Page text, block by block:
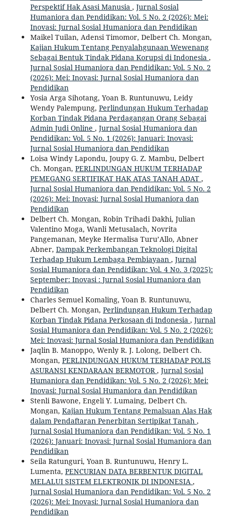
Perspektif Hak Asasi Manusia , Jurnal Sosial
Humaniora dan Pendidikan: Vol. 5 No. 2 (2026): Mei:
Inovasi: Jurnal Sosial Humaniora dan Pendidikan
Maikel Tuilan, Adensi Timomor, Delbert Ch. Mongan,
Kajian Hukum Tentang Penyalahgunaan Wewenang
Sebagai Bentuk Tindak Pidana Korupsi di Indonesia ,
Jurnal Sosial Humaniora dan Pendidikan: Vol. 5 No. 2
(2026): Mei: Inovasi: Jurnal Sosial Humaniora dan
Pendidikan
Yosia Arga Sihotang, Yoan B. Runtunuwu, Leidy
Wendy Palempung, Perlindungan Hukum Terhadap
Korban Tindak Pidana Perdagangan Orang Sebagai
Admin Judi Online , Jurnal Sosial Humaniora dan
Pendidikan: Vol. 5 No. 1 (2026): Januari: Inovasi:
Jurnal Sosial Humaniora dan Pendidikan
Loisa Windy Lapondu, Joupy G. Z. Mambu, Delbert
Ch. Mongan, PERLINDUNGAN HUKUM TERHADAP
PEMEGANG SERTIFIKAT HAK ATAS TANAH ADAT ,
Jurnal Sosial Humaniora dan Pendidikan: Vol. 5 No. 2
(2026): Mei: Inovasi: Jurnal Sosial Humaniora dan
Pendidikan
Delbert Ch. Mongan, Robin Trihadi Dakhi, Julian
Valentino Moga, Wanli Metusalach, Novrita
Pangemanan, Meyke Hermalisa Turu’Allo, Abner
Abner, Dampak Perkembangan Teknologi Digital
Terhadap Hukum Lembaga Pembiayaan , Jurnal
Sosial Humaniora dan Pendidikan: Vol. 4 No. 3 (2025):
September: Inovasi : Jurnal Sosial Humaniora dan
Pendidikan
Charles Semuel Komaling, Yoan B. Runtunuwu,
Delbert Ch. Mongan, Perlindungan Hukum Terhadap
Korban Tindak Pidana Perkosaan di Indonesia , Jurnal
Sosial Humaniora dan Pendidikan: Vol. 5 No. 2 (2026):
Mei: Inovasi: Jurnal Sosial Humaniora dan Pendidikan
Jaqlin B. Manoppo, Wenly R. J. Lolong, Delbert Ch.
Mongan, PERLINDUNGAN HUKUM TERHADAP POLIS
ASURANSI KENDARAAN BERMOTOR, Jurnal Sosial
Humaniora dan Pendidikan: Vol. 5 No. 2 (2026): Mei:
Inovasi: Jurnal Sosial Humaniora dan Pendidikan
Stenli Bawone, Engeli Y. Lumaing, Delbert Ch.
Mongan, Kajian Hukum Tentang Pemalsuan Alas Hak
dalam Pendaftaran Penerbitan Sertipikat Tanah ,
Jurnal Sosial Humaniora dan Pendidikan: Vol. 5 No. 1
(2026): Januari: Inovasi: Jurnal Sosial Humaniora dan
Pendidikan
Seila Ratunguri, Yoan B. Runtunuwu, Henry L.
Lumenta, PENCURIAN DATA BERBENTUK DIGITAL
MELALUI SISTEM ELEKTRONIK DI INDONESIA ,
Jurnal Sosial Humaniora dan Pendidikan: Vol. 5 No. 2
(2026): Mei: Inovasi: Jurnal Sosial Humaniora dan
Pendidikan